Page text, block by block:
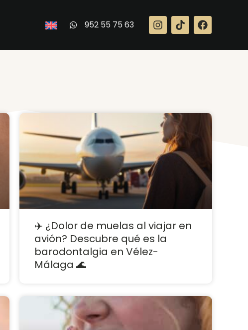
952 55 75 63
✈️ ¿Dolor de muelas al viajar en
avión? Descubre qué es la
barodontalgia en Vélez-
Málaga 🌊